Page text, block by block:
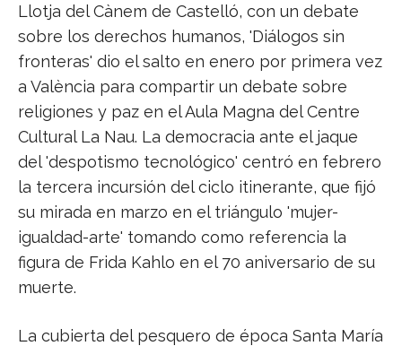
Llotja del Cànem de Castelló, con un debate
sobre los derechos humanos, 'Diálogos sin
fronteras' dio el salto en enero por primera vez
a València para compartir un debate sobre
religiones y paz en el Aula Magna del Centre
Cultural La Nau. La democracia ante el jaque
del 'despotismo tecnológico' centró en febrero
la tercera incursión del ciclo itinerante, que fijó
su mirada en marzo en el triángulo 'mujer-
igualdad-arte' tomando como referencia la
figura de Frida Kahlo en el 70 aniversario de su
muerte.
La cubierta del pesquero de época Santa María